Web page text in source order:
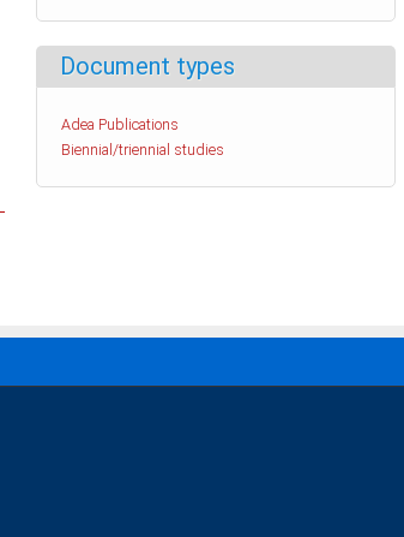
Document types
Adea Publications
Biennial/triennial studies